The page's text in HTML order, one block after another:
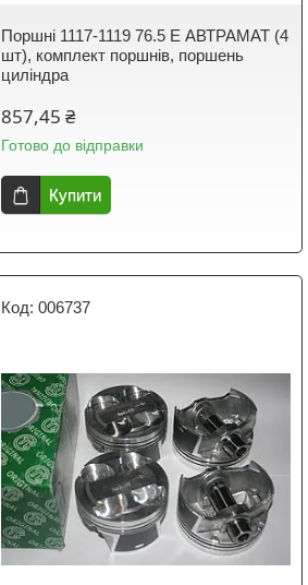
Поршні 1117-1119 76.5 Е АВТРАМАТ (4
шт), комплект поршнів, поршень
циліндра
857,45 ₴
Готово до відправки
Купити
006737